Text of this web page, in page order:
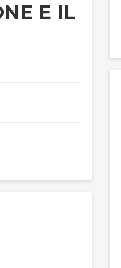
E IL